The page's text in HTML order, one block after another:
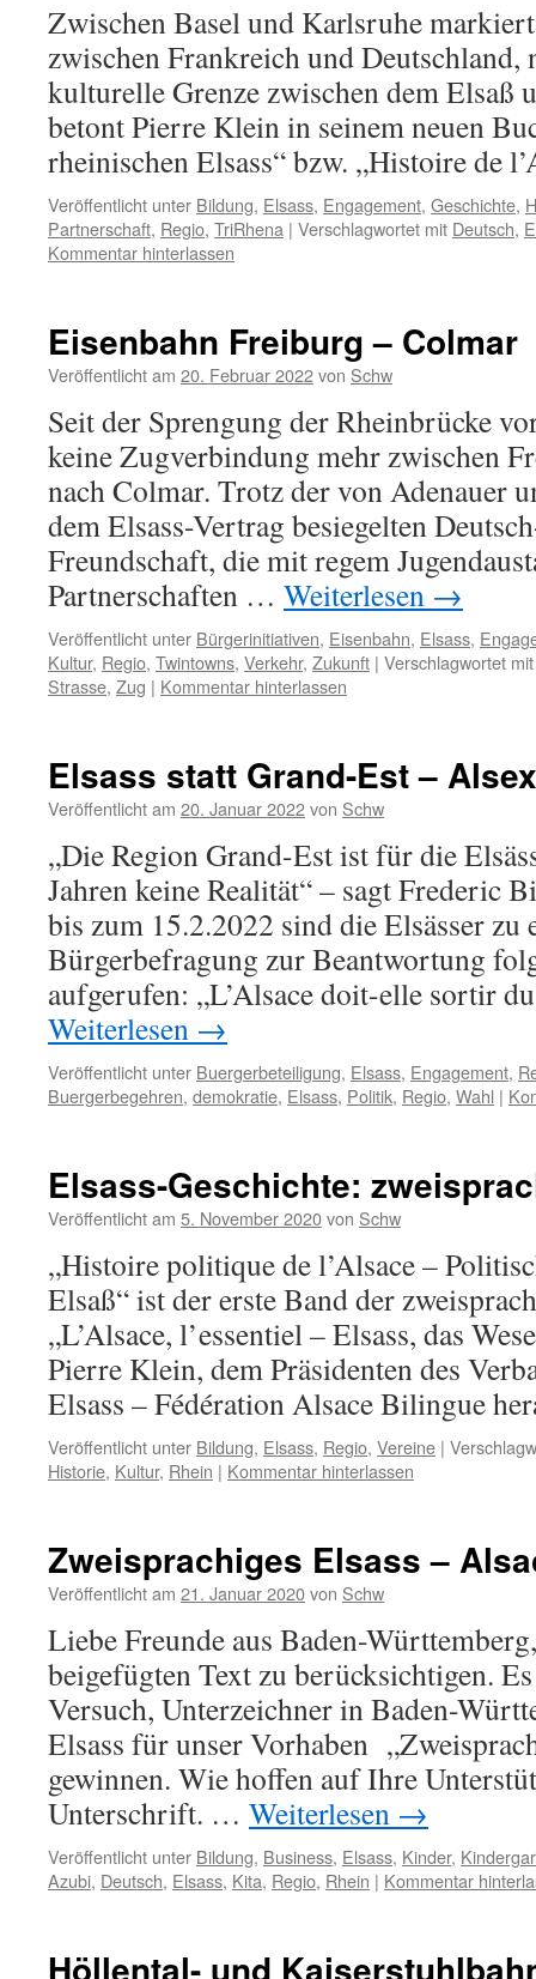
Zwischen Basel und Karlsruhe
zwischen Frankreich und Deutschland,
kulturelle Grenze zwischen dem Elsaß
betont Pierre Klein in seinem neuen
rheinischen Elsass“ bzw. „Histoire de
Veröffentlicht unter Bildung, Elsass, Engagement, Geschichte,
Partnerschaft, Regio, TriRhena | Verschlagwortet mit Deutsch,
Kommentar hinterlassen
Eisenbahn Freiburg – Colmar
Veröffentlicht am 20. Februar 2022von Schw
Seit der Sprengung der Rheinbrücke
keine Zugverbindung mehr zwischen
nach Colmar. Trotz der von Adenauer
dem Elsass-Vertrag besiegelten
Freundschaft, die mit regem
Partnerschaften … Weiterlesen →
Veröffentlicht unter Bürgerinitiativen, Eisenbahn, Elsass,
Kultur, Regio, Twintowns, Verkehr, Zukunft | Verschlagwortet mit
Strasse, Zug | Kommentar hinterlassen
Elsass statt Grand-Est –
Veröffentlicht am 20. Januar 2022von Schw
„Die Region Grand-Est ist für die
Jahren keine Realität“ – sagt Frederic
bis zum 15.2.2022 sind die Elsässer zu
Bürgerbefragung zur Beantwortung
aufgerufen: „L’Alsace doit-elle sortir
Weiterlesen →
Veröffentlicht unter Buergerbeteiligung, Elsass, Engagement,
Buergerbegehren, demokratie, Elsass, Politik, Regio, Wahl |
Elsass-Geschichte:
Veröffentlicht am 5. November 2020von Schw
„Histoire politique de l’Alsace –
Elsaß“ ist der erste Band der
„L’Alsace, l’essentiel – Elsass, das
Pierre Klein, dem Präsidenten des
Elsass – Fédération Alsace Bilingue
Veröffentlicht unter Bildung, Elsass, Regio, Vereine |
Historie, Kultur, Rhein | Kommentar hinterlassen
Zweisprachiges Elsass –
Veröffentlicht am 21. Januar 2020von Schw
Liebe Freunde aus Baden-
beigefügten Text zu berücksichtigen.
Versuch, Unterzeichner in Baden-
Elsass für unser Vorhaben
gewinnen. Wie hoffen auf Ihre
Unterschrift. … Weiterlesen →
Veröffentlicht unter Bildung, Business, Elsass, Kinder,
Azubi, Deutsch, Elsass, Kita, Regio, Rhein | Kommentar
Höllental- und